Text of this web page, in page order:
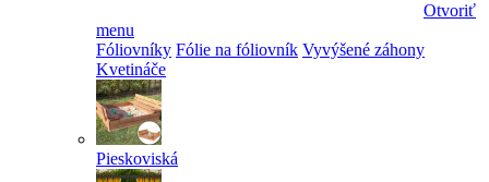
Otvoriť
menu
Fóliovníky Fólie na fóliovník Vyvýšené záhony
Kvetináče
Pieskoviská